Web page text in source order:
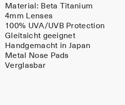
Material: Beta Titanium
4mm Lenses
100% UVA/UVB Protection
Gleitsicht geeignet
Handgemacht in Japan
Metal Nose Pads
Verglasbar